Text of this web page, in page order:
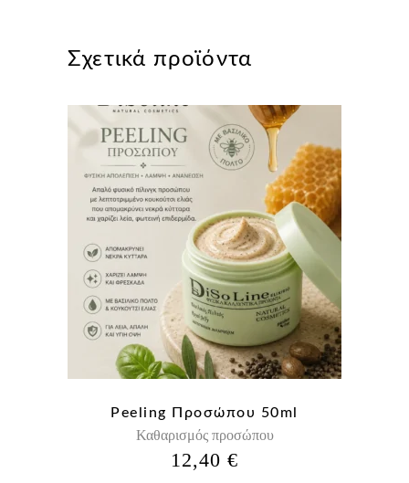
Σχετικά προϊόντα
Peeling Προσώπου 50ml
Καθαρισμός προσώπου
12,40€